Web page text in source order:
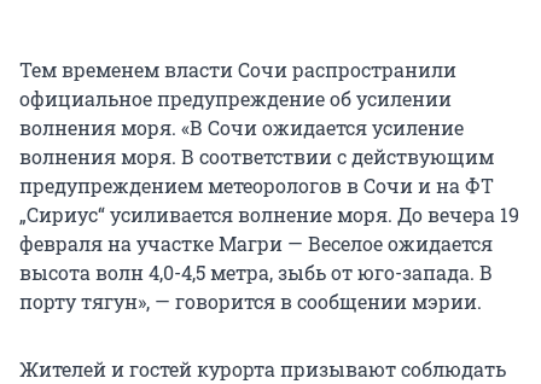
Тем временем власти Сочи распространили
официальное предупреждение об усилении
волнения моря. «В Сочи ожидается усиление
волнения моря. В соответствии с действующим
предупреждением метеорологов в Сочи и на ФТ
„Сириус“ усиливается волнение моря. До вечера 19
февраля на участке Магри — Веселое ожидается
высота волн 4,0-4,5 метра, зыбь от юго-запада. В
порту тягун», — говорится в сообщении мэрии.
Жителей и гостей курорта призывают соблюдать